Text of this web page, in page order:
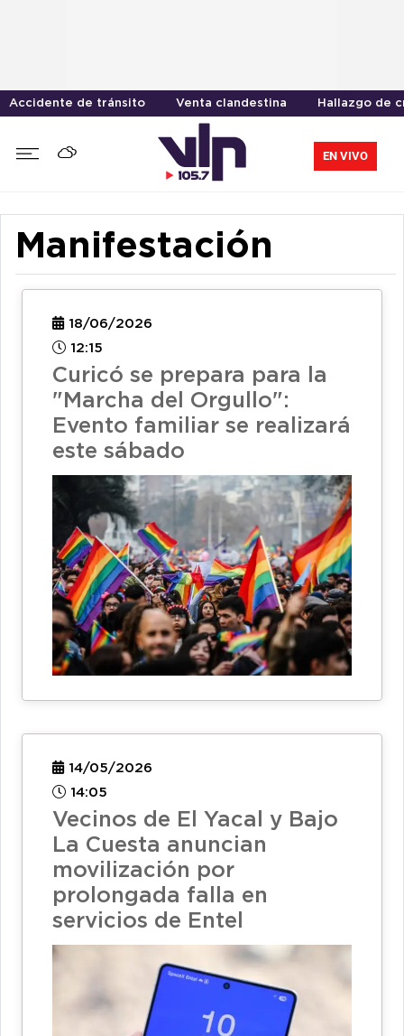
Accidente de tránsito Venta clandestina Hallazgo de
EN VIVO
Manifestación
18/06/2026
12:15
Curicó se prepara para la
"Marcha del Orgullo":
Evento familiar se realizará
este sábado
14/05/2026
14:05
Vecinos de El Yacal y Bajo
La Cuesta anuncian
movilización por
prolongada falla en
servicios de Entel